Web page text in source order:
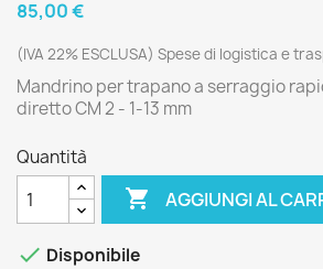
85,00 €
(IVA 22% ESCLUSA) Spese di logistica e
Mandrino per trapano a serraggio
diretto CM 2 - 1-13 mm
Quantità
 AGGIUNGI AL
 Disponibile